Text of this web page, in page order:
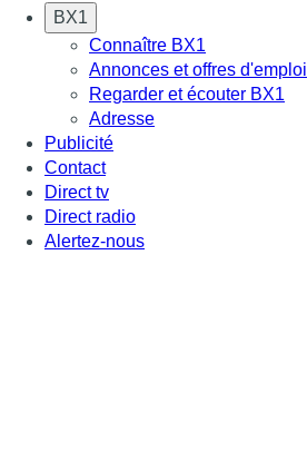
BX1
Connaître BX1
Annonces et offres d'emploi
Regarder et écouter BX1
Adresse
Publicité
Contact
Direct tv
Direct radio
Alertez-nous